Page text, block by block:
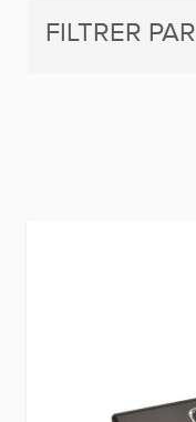
FILTRER PAR